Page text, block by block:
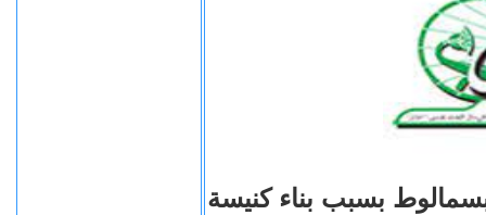
بسبب بناء كنيسة